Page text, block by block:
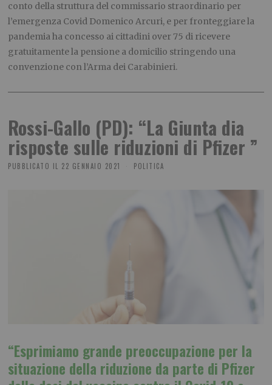
conto della struttura del commissario straordinario per
l’emergenza Covid Domenico Arcuri, e per fronteggiare la
pandemia ha concesso ai cittadini over 75 di ricevere
gratuitamente la pensione a domicilio stringendo una
convenzione con l’Arma dei Carabinieri.
Rossi-Gallo (PD): “La Giunta dia
risposte sulle riduzioni di Pfizer ”
PUBBLICATO IL 22 GENNAIO 2021 POLITICA
“Esprimiamo grande preoccupazione per la
situazione della riduzione da parte di Pfizer